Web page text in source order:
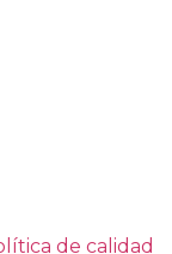
de calidad